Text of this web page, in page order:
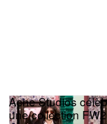
Acne Studios
une collection